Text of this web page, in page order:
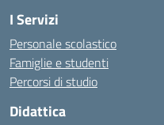
I Servizi
Personale scolastico
Famiglie e studenti
Percorsi di studio
Didattica